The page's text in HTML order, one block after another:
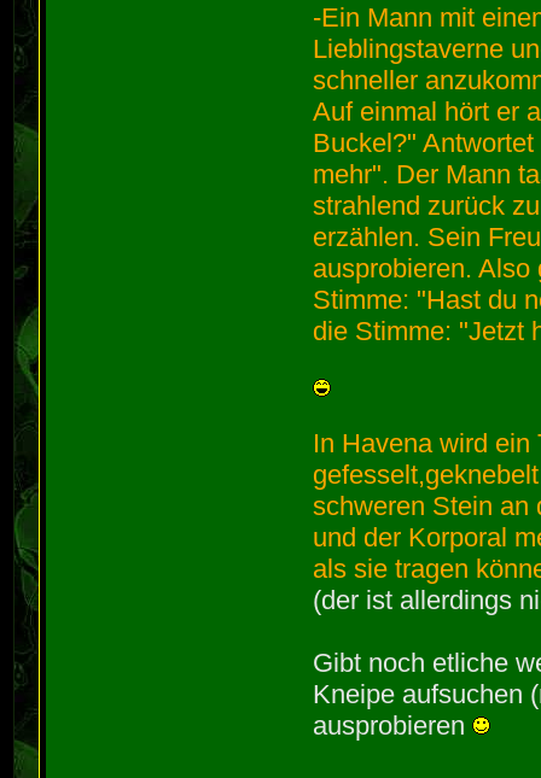
-Ein Mann mit
Lieblingstaverne
schneller
Auf einmal hört er
Buckel?"
mehr". Der Mann
strahlend zurück
erzählen. Sein
ausprobieren.
Stimme: "Hast du
die Stimme: "Jetzt
In Havena wird ein
schweren Stein an
und der Korporal
als sie tragen
(der ist allerdings
Gibt noch etliche
Kneipe aufsuchen
ausprobieren